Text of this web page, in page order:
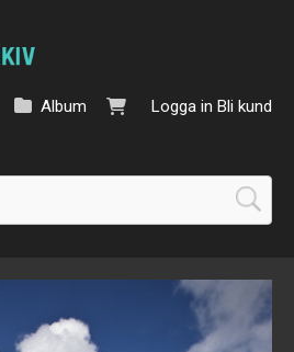
Logga in Bli kund
Album